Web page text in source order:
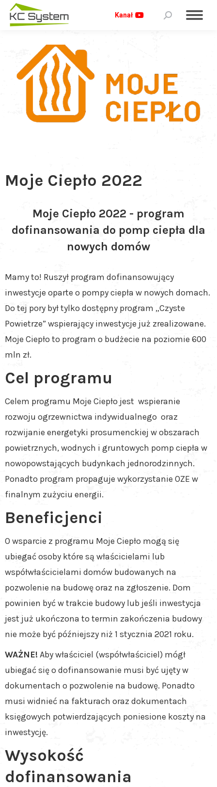
Kanał
Moje Ciepło 2022
Moje Ciepło 2022 - program
dofinansowania do pomp ciepła dla
nowych domów
Mamy to! Ruszył program dofinansowujący
inwestycje oparte o pompy ciepła w nowych domach.
Do tej pory był tylko dostępny program „Czyste
Powietrze” wspierający inwestycje już zrealizowane.
Moje Ciepło to program o budżecie na poziomie 600
mln zł.
Cel programu
Celem programu Moje Ciepło jest wspieranie
rozwoju ogrzewnictwa indywidualnego oraz
rozwijanie energetyki prosumenckiej w obszarach
powietrznych, wodnych i gruntowych pomp ciepła w
nowopowstających budynkach jednorodzinnych.
Ponadto program propaguje wykorzystanie OZE w
finalnym zużyciu energii.
Beneficjenci
O wsparcie z programu Moje Ciepło mogą się
ubiegać osoby które są właścicielami lub
współwłaścicielami domów budowanych na
pozwolenie na budowę oraz na zgłoszenie. Dom
powinien być w trakcie budowy lub jeśli inwestycja
jest już ukończona to termin zakończenia budowy
nie może być późniejszy niż 1 stycznia 2021 roku.
WAŻNE! Aby właściciel (współwłaściciel) mógł
ubiegać się o dofinansowanie musi być ujęty w
dokumentach o pozwolenie na budowę. Ponadto
musi widnieć na fakturach oraz dokumentach
księgowych potwierdzających poniesione koszty na
inwestycję.
Wysokość
dofinansowania